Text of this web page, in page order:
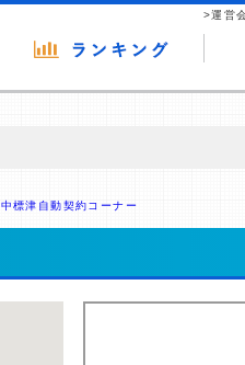
>運営
中標津自動契約コーナー